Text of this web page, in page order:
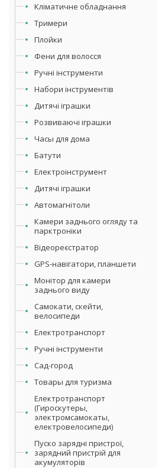
Кліматичне обладнання
Тримери
Плойки
Фени для волосся
Ручні інструменти
Набори інструментів
Дитячі іграшки
Розвиваючі іграшки
Часы для дома
Батути
Електроінструмент
Дитячі іграшки
Автомагнітоли
Камери заднього огляду та
парктроніки
Відеореєстратор
GPS-навігатори, планшети
Монітор для камери
заднього виду
Самокати, скейти,
велосипеди
Електротранспорт
Ручні інструменти
Сад-город
Товары для туризма
Електротранспорт
(Гироскутеры,
электромсамокаты,
електровелосипеди)
Пуско зарядні пристрої,
зарядний пристрій для
акумуляторів